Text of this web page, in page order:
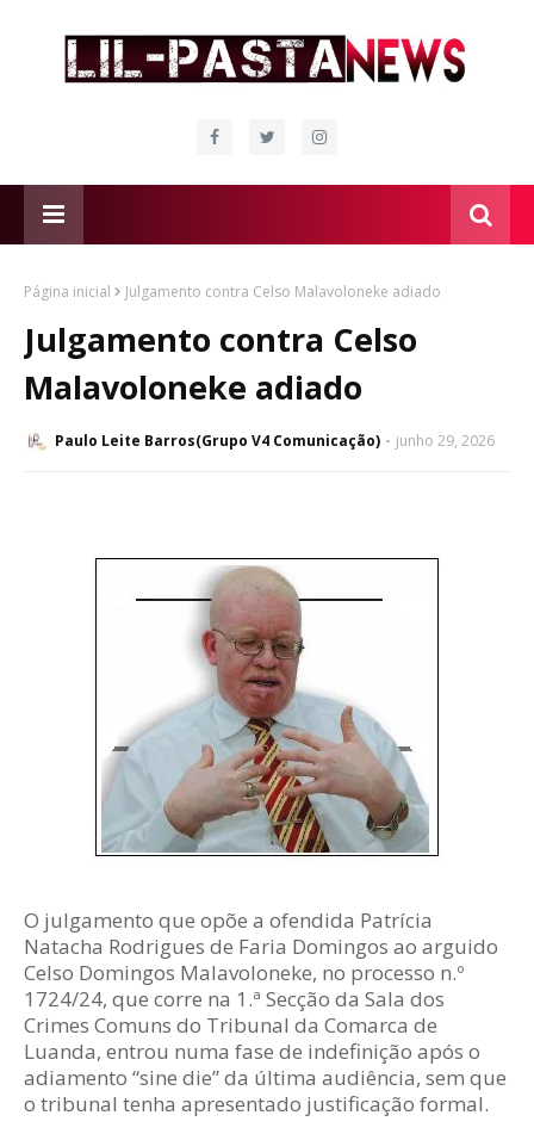
Página inicial Julgamento contra Celso Malavoloneke adiado
Julgamento contra Celso
Malavoloneke adiado
Paulo Leite Barros(Grupo V4 Comunicação) junho 29, 2026
O julgamento que opõe a ofendida Patrícia
Natacha Rodrigues de Faria Domingos ao arguido
Celso Domingos Malavoloneke, no processo n.º
1724/24, que corre na 1.ª Secção da Sala dos
Crimes Comuns do Tribunal da Comarca de
Luanda, entrou numa fase de indefinição após o
adiamento “sine die” da última audiência, sem que
o tribunal tenha apresentado justificação formal.